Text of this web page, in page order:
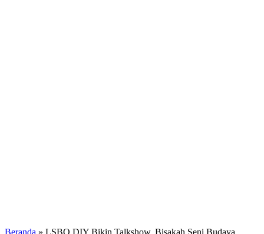
Beranda » LSBO DIY Bikin Talkshow, Bisakah Seni Budaya